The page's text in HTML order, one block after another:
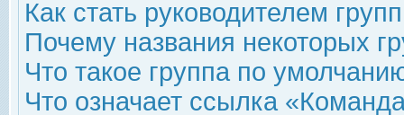
Как стать руководителем
Почему названия некоторых
Что такое группа по
Что означает ссылка